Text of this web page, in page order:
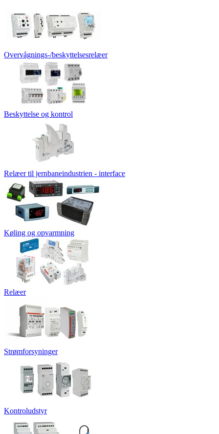
Overvågnings-/beskyttelsesrelæer
Beskyttelse og kontrol
Relæer til jernbaneindustrien - interface
Køling og opvarmning
Relæer
Strømforsyninger
Kontroludstyr